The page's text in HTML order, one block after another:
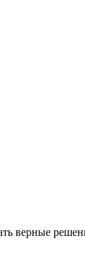
верные